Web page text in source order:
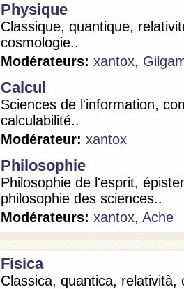
Physique
Classique, quantique,
cosmologie..
Modérateurs: xantox,
Calcul
Sciences de l'information,
calculabilité..
Modérateur: xantox
Philosophie
Philosophie de l'esprit,
philosophie des sciences..
Modérateurs: xantox, Ache
Fisica
Classica, quantica, relatività,